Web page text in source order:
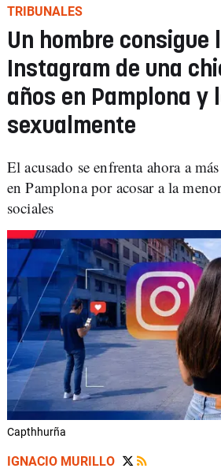
TRIBUNALES
Un hombre consigue
Instagram de una
años en Pamplona y
sexualmente
El acusado se enfrenta ahora a
en Pamplona por acosar a la
sociales
Capthhurña
IGNACIO MURILLO